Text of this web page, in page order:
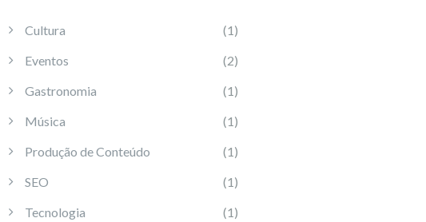
Cultura
(1)
Eventos
(2)
Gastronomia
(1)
Música
(1)
Produção de Conteúdo
(1)
SEO
(1)
Tecnologia
(1)